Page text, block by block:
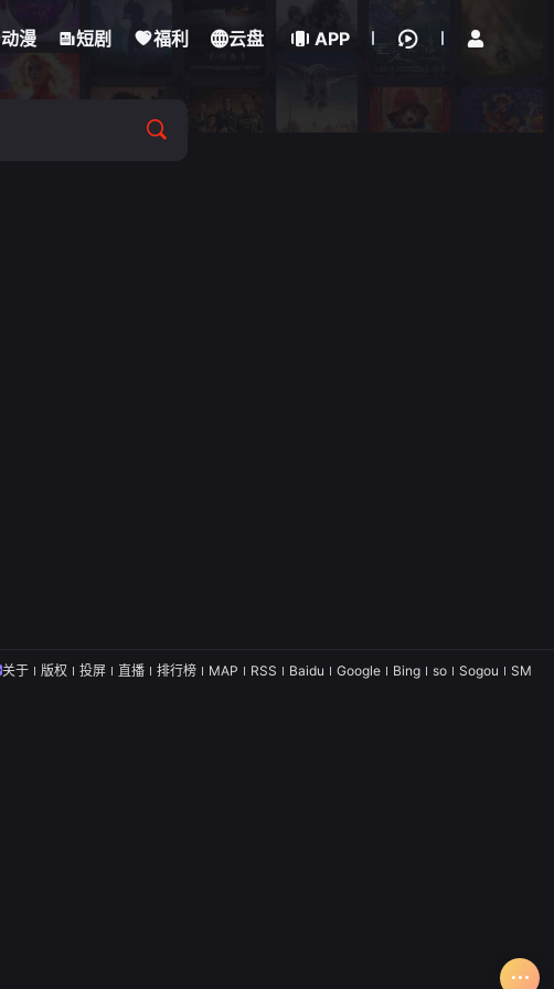
动漫 短剧 福利 云盘 APP
关于 版权 投屏 直播 排行榜 MAP RSS Baidu Google Bing so Sogou SM